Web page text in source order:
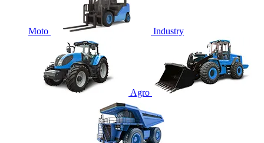
Moto Industry
Agro